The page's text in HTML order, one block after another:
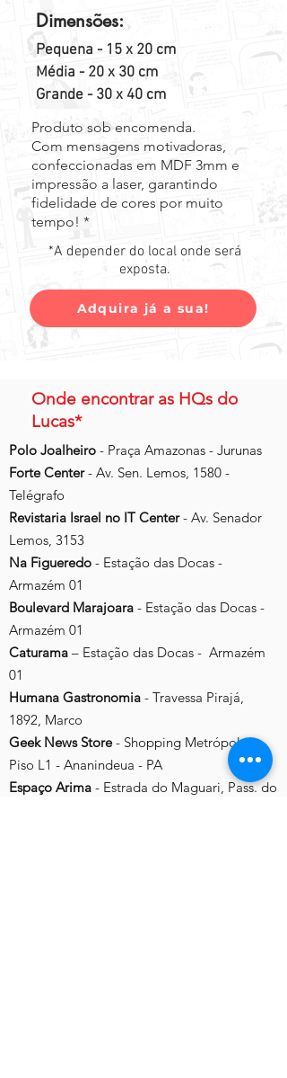
Dimensões:
Pequena - 15 x 20 cm
Média - 20 x 30 cm
Grande - 30 x 40 cm
Produto sob encomenda.
Com mensagens motivadoras,
confeccionadas em MDF 3mm e
impressão a laser, garantindo
fidelidade de cores por muito
tempo! *
*A depender do local onde será
exposta.
Adquira já a sua!
Onde encontrar as HQs do
Lucas*
Polo Joalheiro - Praça Amazonas - Jurunas
Forte Center- Av. Sen. Lemos, 1580 -
Telégrafo
Revistaria Israel no IT Center- Av. Senador
Lemos, 3153
Na Figueredo - Estação das Docas -
Armazém 01
Boulevard Marajoara - Estação das Docas -
Armazém 01
Caturama – Estação das Docas - Armazém
01
Humana Gastronomia - Travessa Pirajá,
1892, Marco
Geek News Store- Shopping Metrópole,
Piso L1 - Ananindeua - PA
Espaço Arima - Estrada do Maguari, Pass. do